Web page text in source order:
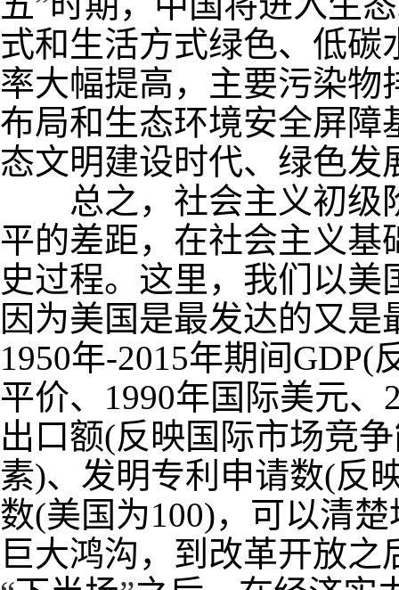
式和生活方式绿色、低
率大幅提高，主要污染
布局和生态环境安全屏障
态文明建设时代、绿色
总之，社会主义初级
平的差距，在社会主义
史过程。这里，我们以
因为美国是最发达的又
1950年-2015年期间GDP(
平价、 1990年国际美元、
出口额(反映国际市场竞
素)、发明专利申请数(反
数(美国为100)，可以清
巨大鸿沟，到改革开放